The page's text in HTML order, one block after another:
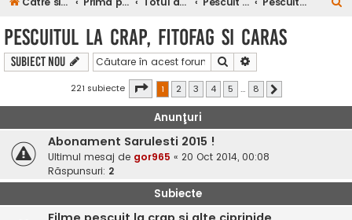
r
Pescuitul la crap, fitofag si caras
Subiect nou Căutare
221 subiecte Pagina din
1 2 3 4 5 … 8
Anunţuri
Abonament Sarulesti 2015 !
Ultimul mesaj de gor965 « 20 Oct 2014, 00:08
Răspunsuri: 2
Subiecte